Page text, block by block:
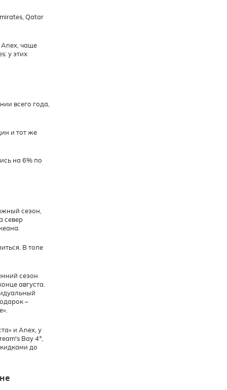
Qatar
Anex, чаще
у этих
всего года,
и тот же
на 6% по
сезон,
север
В топе
сезон
августа.
–
и Anex, у
Bay 4*,
до